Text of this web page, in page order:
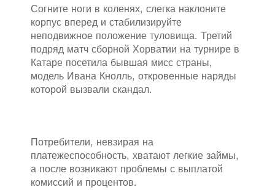
Согните ноги в коленях, слегка наклоните
корпус вперед и стабилизируйте
неподвижное положение туловища. Третий
подряд матч сборной Хорватии на турнире в
Катаре посетила бывшая мисс страны,
модель Ивана Кнолль, откровенные наряды
которой вызвали скандал.
Потребители, невзирая на
платежеспособность, хватают легкие займы,
а после возникают проблемы с выплатой
комиссий и процентов.